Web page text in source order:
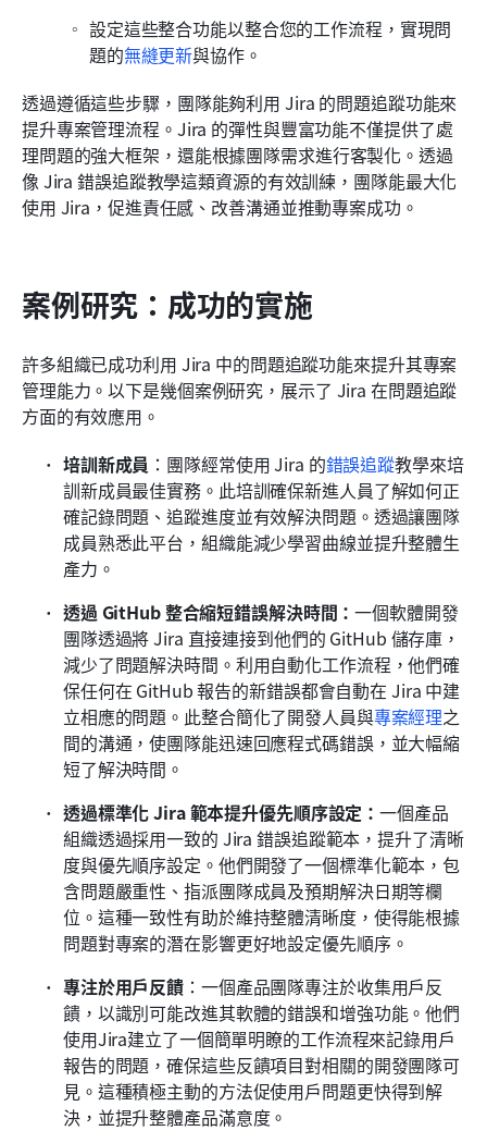
設定這些整合功能以整合您的工作流程，實現問
題的無縫更新與協作。
透過遵循這些步驟，團隊能夠利用 Jira 的問題追蹤功能來
提升專案管理流程。Jira 的彈性與豐富功能不僅提供了處
理問題的強大框架，還能根據團隊需求進行客製化。透過
像 Jira 錯誤追蹤教學這類資源的有效訓練，團隊能最大化
使用 Jira，促進責任感、改善溝通並推動專案成功。
案例研究：成功的實施
許多組織已成功利用 Jira 中的問題追蹤功能來提升其專案
管理能力。以下是幾個案例研究，展示了 Jira 在問題追蹤
方面的有效應用。
培訓新成員 ：團隊經常使用 Jira 的錯誤追蹤教學來培
訓新成員最佳實務。此培訓確保新進人員了解如何正
確記錄問題、追蹤進度並有效解決問題。透過讓團隊
成員熟悉此平台，組織能減少學習曲線並提升整體生
產力。
透過 GitHub 整合縮短錯誤解決時間：一個軟體開發
團隊透過將 Jira 直接連接到他們的 GitHub 儲存庫，
減少了問題解決時間。利用自動化工作流程，他們確
保任何在 GitHub 報告的新錯誤都會自動在 Jira 中建
立相應的問題。此整合簡化了開發人員與專案經理之
間的溝通，使團隊能迅速回應程式碼錯誤，並大幅縮
短了解決時間。
透過標準化 Jira 範本提升優先順序設定：一個產品
組織透過採用一致的 Jira 錯誤追蹤範本，提升了清晰
度與優先順序設定。他們開發了一個標準化範本，包
含問題嚴重性、指派團隊成員及預期解決日期等欄
位。這種一致性有助於維持整體清晰度，使得能根據
問題對專案的潛在影響更好地設定優先順序。
專注於用戶反饋 ：一個產品團隊專注於收集用戶反
饋，以識別可能改進其軟體的錯誤和增強功能。他們
使用Jira建立了一個簡單明瞭的工作流程來記錄用戶
報告的問題，確保這些反饋項目對相關的開發團隊可
見。這種積極主動的方法促使用戶問題更快得到解
決，並提升整體產品滿意度。